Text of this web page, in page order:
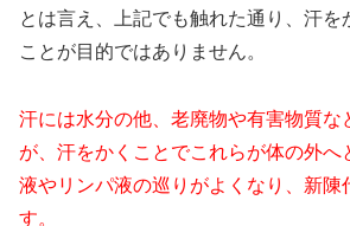
とは言え、上記でも触れた通り、汗を
ことが目的ではありません。
汗には水分の他、老廃物や有害物質な
が、汗をかくことでこれらが体の外へ
液やリンパ液の巡りがよくなり、新陳
す。